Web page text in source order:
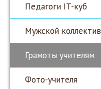
Педагоги IT-куб
Мужской коллектив
Грамоты учителям
Фото-учителя